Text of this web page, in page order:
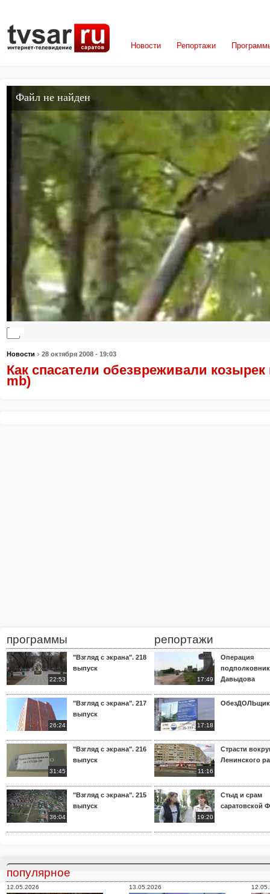
Новости Репортажи
Файл не найден
Новости › 28 октября 2008 - 19:03
Как спасатели обезвреживали
mb)
программы
22:53
"Взгляд с экрана". 218
выпуск
26:24
"Взгляд с экрана". 217
выпуск
31:45
"Взгляд с экрана". 216
выпуск
36:04
"Взгляд с экрана". 215
выпуск
репортажи
17:49
Операция
Давыдова
17:18
11:16
Страсти
Ленинского
19:20
Стыд и срам
саратовской
популярное
12.05.2026 13.05.2026